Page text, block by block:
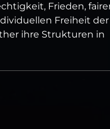
Frieden,
Freiheit der
ihre Strukturen in